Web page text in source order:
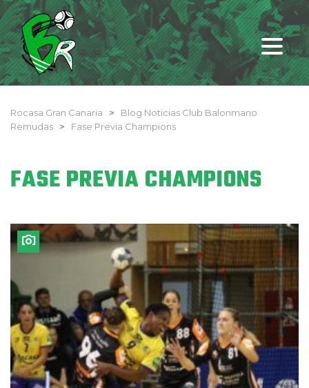
Rocasa Gran Canaria >
Blog Noticias Club Balonmano
Remudas
> Fase Previa Champions
FASE PREVIA CHAMPIONS